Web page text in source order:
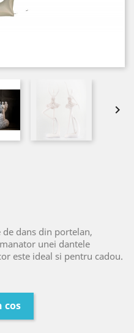

dans din portelan,
unei dantele
este ideal si pentru cadou.
cos